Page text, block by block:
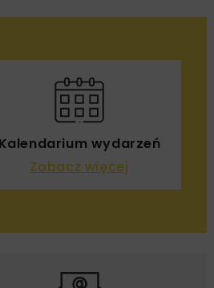
Kalendarium wydarzeń
Zobacz więcej